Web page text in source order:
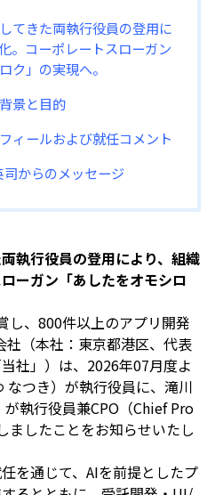
てきた両執行役員の登用に
。コーポレートスローガン
ク」の実現へ。
景と目的
ィールおよび就任コメント
からのメッセージ
執行役員の登用により、組織
ーガン「あしたをオモシロ
し、800件以上のアプリ開発
（本社：東京都港区、代表
社」）は、2026年07月度よ
なつき）が執行役員に、滝川
執行役員兼CPO（Chief Pro
したことをお知らせいたし
を通じて、AIを前提としたプ